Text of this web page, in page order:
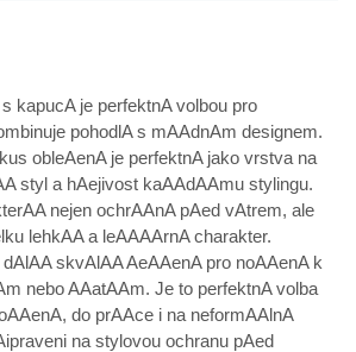
kapucA je perfektnA volbou pro
pohodlA s mAAdnAm designem.
obleAenA je perfektnA jako vrstva na
styl a hAejivost kaAAdAAmu stylingu.
nejen ochrAAnA pAed vAtrem, ale
lehkAA a leAAAArnA charakter.
skvAlAA AeAAenA pro noAAenA k
nebo AAatAAm. Je to perfektnA volba
do prAAce i na neformAAlnA
na stylovou ochranu pAed